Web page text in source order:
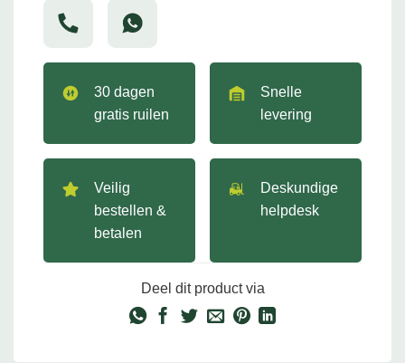
30 dagen
gratis ruilen
Snelle
levering
Veilig
bestellen &
betalen
Deskundige
helpdesk
Deel dit product via